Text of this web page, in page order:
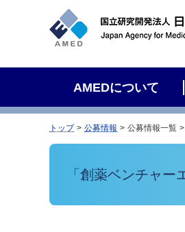
AMEDについて
トップ 公募情報 公募情報一覧
「創薬ベンチャ